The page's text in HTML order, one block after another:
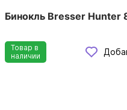
Бинокль Bresser Hunter
Товар в
наличии